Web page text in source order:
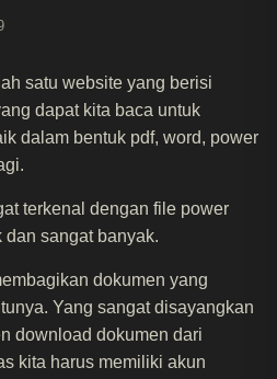
satu website yang berisi
dapat kita baca untuk
dalam bentuk pdf, word, power
terkenal dengan file power
dan sangat banyak.
dokumen yang
Yang sangat disayangkan
download dokumen dari
kita harus memiliki akun